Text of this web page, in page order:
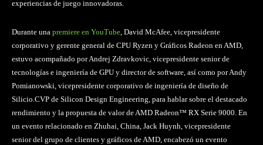
experiencias de juego innovadoras.
Durante una premiere en YouTube, David McAfee, vicepresidente
corporativo y gerente general de CPU Ryzen y Gráficos Radeon en AMD,
estuvo acompañado por Andrej Zdravkovic, vicepresidente senior de
tecnologías e ingeniería de GPU y director de software, así como por Andy
Pomianowski, vicepresidente corporativo de ingeniería de diseño de
Silicio.CVP de Silicon Design Engineering, para hablar sobre el destacado
rendimiento y la propuesta de valor de AMD Radeon™ RX Serie 9000. En
un evento relacionado en Zhuhai, China, Jack Huynh, vicepresidente
senior del grupo de clientes y gráficos de AMD, encabezó un evento